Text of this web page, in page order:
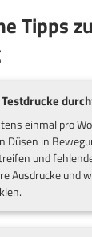
Tipps
einmal pro
Düsen in
und
Ausdrucke und